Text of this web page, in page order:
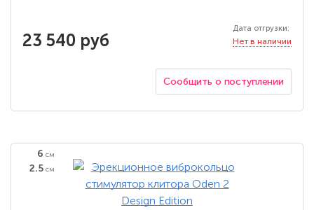
23 540 руб
Дата отгрузки:
Нет в наличии
Сообщить о поступлении
6 см
2.5 см